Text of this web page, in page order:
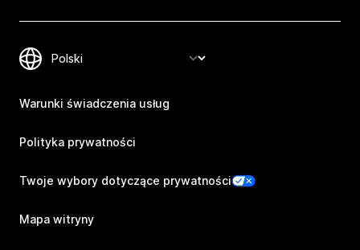
Warunki świadczenia usług
Polityka prywatności
Twoje wybory dotyczące prywatności
Mapa witryny